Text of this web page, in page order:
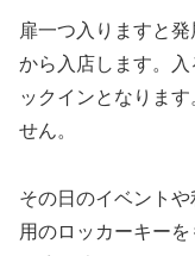
扉一つ入りますと
から入店します。
ックインとなりま
せん。
その日のイベント
用のロッカーキー